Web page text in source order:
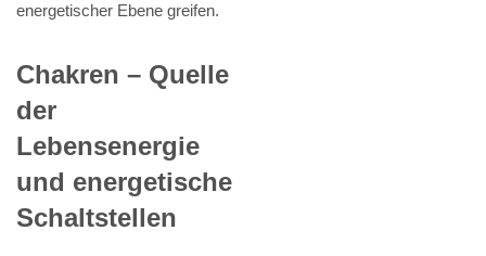
energetischer Ebene greifen.
Chakren – Quelle
der
Lebensenergie
und energetische
Schaltstellen